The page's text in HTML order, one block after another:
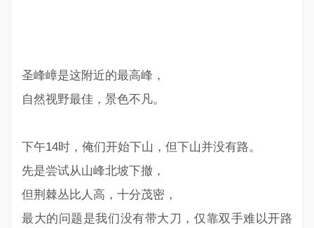
圣峰嶂是这附近的最高峰，
自然视野最佳，景色不凡。
下午14时，俺们开始下山，但下山并没有路。
先是尝试从山峰北坡下撤，
但荆棘丛比人高，十分茂密，
最大的问题是我们没有带大刀，仅靠双手难以开路